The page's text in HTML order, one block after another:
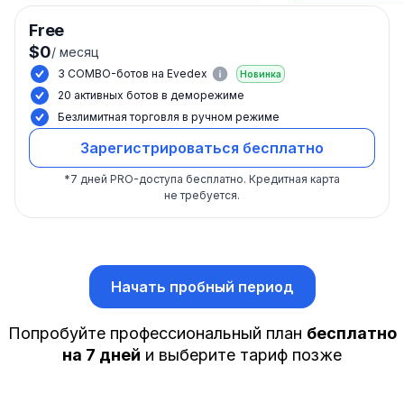
Free
$0/ месяц
3 COMBO-ботов на Evedex Новинка
20 активных ботов в деморежиме
Безлимитная торговля в ручном режиме
Зарегистрироваться бесплатно
*7 дней PRO-доступа бесплатно. Кредитная карта
не требуется.
Начать пробный период
Попробуйте профессиональный план бесплатно
на 7 дней и выберите тариф позже